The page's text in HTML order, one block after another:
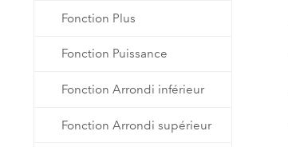
Fonction Plus
Fonction Puissance
Fonction Arrondi inférieur
Fonction Arrondi supérieur